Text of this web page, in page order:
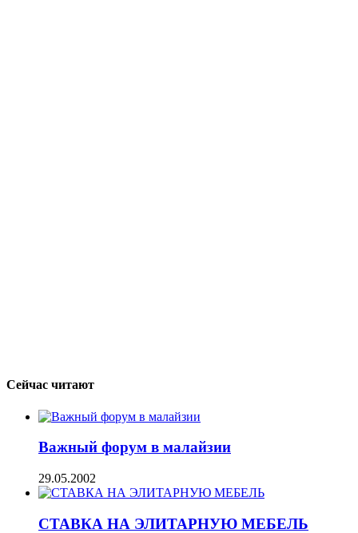
Сейчас читают
Важный форум в малайзии
29.05.2002
СТАВКА НА ЭЛИТАРНУЮ МЕБЕЛЬ